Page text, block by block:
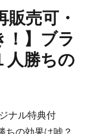
売可・
】ブラ
人勝ちの
ナル特典付
ちの効果は嘘？